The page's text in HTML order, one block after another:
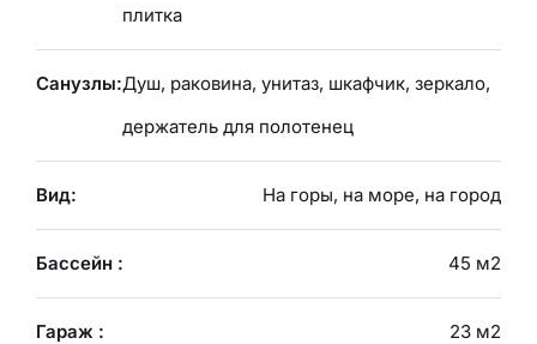
плитка
Санузлы:Душ, раковина, унитаз, шкафчик, зеркало,
держатель для полотенец
Вид: На горы, на море, на город
Бассейн : 45 м2
Гараж : 23 м2